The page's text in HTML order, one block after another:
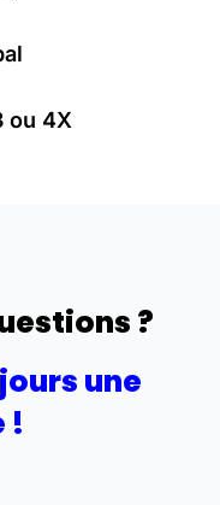
ou 4X
?
une
!